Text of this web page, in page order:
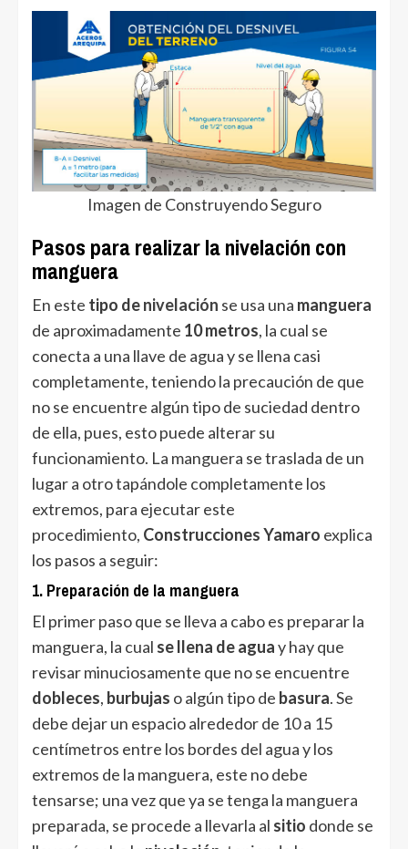
Imagen de Construyendo Seguro
Pasos para realizar la nivelación con
manguera
En este tipo denivelación se usa una manguera
de aproximadamente 10 metros, la cual se
conecta a una llave de agua y se llena casi
completamente, teniendo la precaución de que
no se encuentre algún tipo de suciedad dentro
de ella, pues, esto puede alterar su
funcionamiento. La manguera se traslada de un
lugar a otro tapándole completamente los
extremos, para ejecutar este
procedimiento, Construcciones Yamaro explica
los pasos a seguir:
1. Preparación de la manguera
El primer paso que se lleva a cabo es preparar la
manguera, la cual se llena de aguay hay que
revisar minuciosamente que no se encuentre
dobleces, burbujas o algún tipo de basura. Se
debe dejar un espacio alrededor de 10 a 15
centímetros entre los bordes del agua y los
extremos de la manguera, este no debe
tensarse; una vez que ya se tenga la manguera
preparada, se procede a llevarla al sitio donde se